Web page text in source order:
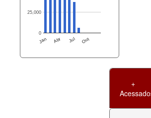
Jan Abr Jul Out
0
25,000
+